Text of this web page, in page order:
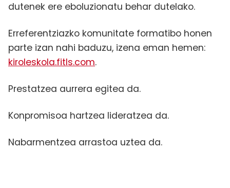
dutenek ere eboluzionatu behar dutelako.
Erreferentziazko komunitate formatibo honen
parte izan nahi baduzu, izena eman hemen:
kiroleskola.fitls.com.
Prestatzea aurrera egitea da.
Konpromisoa hartzea lideratzea da.
Nabarmentzea arrastoa uztea da.